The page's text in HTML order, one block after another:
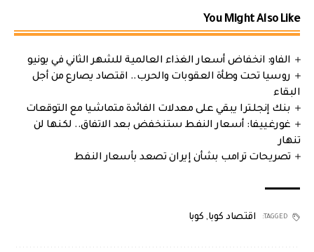
You Might Also Like
الفاو: انخفاض أسعار الغذاء العالمية للشهر الثاني في يونيو
روسيا تحت وطأة العقوبات والحرب.. اقتصاد يصارع من أجل
البقاء
بنك إنجلترا يبقي على معدلات الفائدة متماشيا مع التوقعات
غورغييفا: أسعار النفط ستنخفض بعد الاتفاق.. لكنها لن
تنهار
تصريحات ترامب بشأن إيران تصعد بأسعار النفط
TAGGED: اقتصاد كوبا, كوبا